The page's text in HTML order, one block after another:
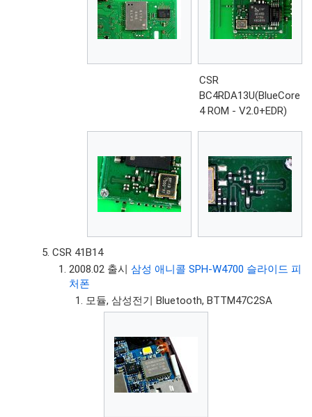
CSR
BC4RDA13U(BlueCore
4 ROM - V2.0+EDR)
CSR 41B14
2008.02 출시삼성 애니콜 SPH-W4700 슬라이드 피
처폰
모듈, 삼성전기 Bluetooth, BTTM47C2SA